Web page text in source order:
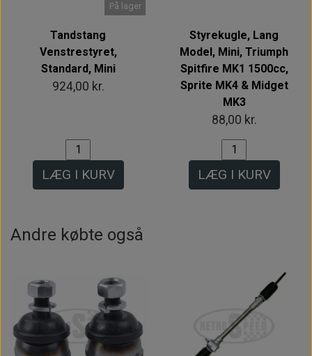
På lager
Tandstang
Venstrestyret,
Standard, Mini
924,00 kr.
LÆG I KURV
Styrekugle, Lang
Model, Mini, Triumph
Spitfire MK1 1500cc,
Sprite MK4 & Midget
MK3
88,00 kr.
LÆG I KURV
Andre købte også